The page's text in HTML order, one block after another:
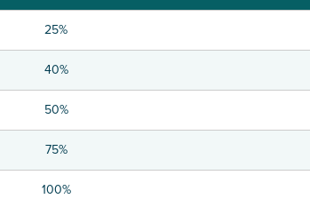
25%
40%
50%
75%
100%